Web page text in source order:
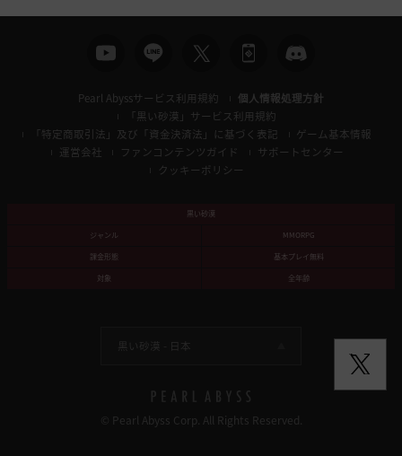
Pearl Abyssサービス利用規約
個人情報処理方針
「黒い砂漠」サービス利用規約
「特定商取引法」及び「資金決済法」に基づく表記
ゲーム基本情報
運営会社
ファンコンテンツガイド
サポートセンター
クッキーポリシー
黒い砂漠
ジャンル
MMORPG
課金形態
基本プレイ無料
対象
全年齢
黒い砂漠 - 日本
© Pearl Abyss Corp. All Rights Reserved.